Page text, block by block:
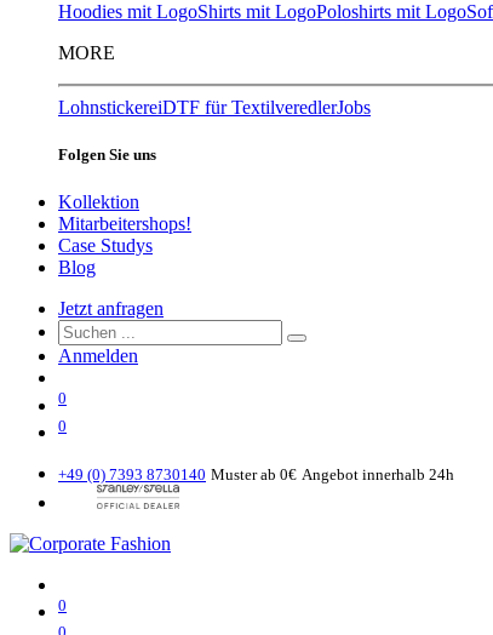
Hoodies mit LogoShirts mit LogoPoloshirts mit Logo
MORE
LohnstickereiDTF für TextilveredlerJobs
Folgen Sie uns
Kollektion
Mitarbeitershops!
Case Studys
Blog
Jetzt anfragen
Anmelden
0
0
+49 (0) 7393 8730140 Muster ab 0€ Angebot innerhalb 24h
0